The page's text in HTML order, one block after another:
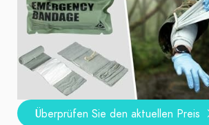
Überprüfen Sie den aktuellen Preis